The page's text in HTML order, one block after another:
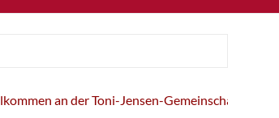
an der Toni-Jensen-Gemeinschaftsschule!